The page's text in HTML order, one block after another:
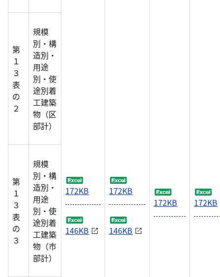
172KB
146KB
172KB
146KB
172KB 172KB
第
１
３
表
の
２
規模
別・構
造別・
用途
別・使
途別着
工建築
物（区
部計）
第
１
３
表
の
３
規模
別・構
造別・
用途
別・使
途別着
工建築
物（市
部計）